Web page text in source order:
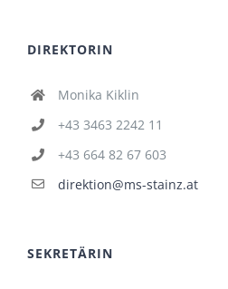
DIREKTORIN
Monika Kiklin
+43 3463 2242 11
+43 664 82 67 603
direktion@ms-stainz.at
SEKRETÄRIN